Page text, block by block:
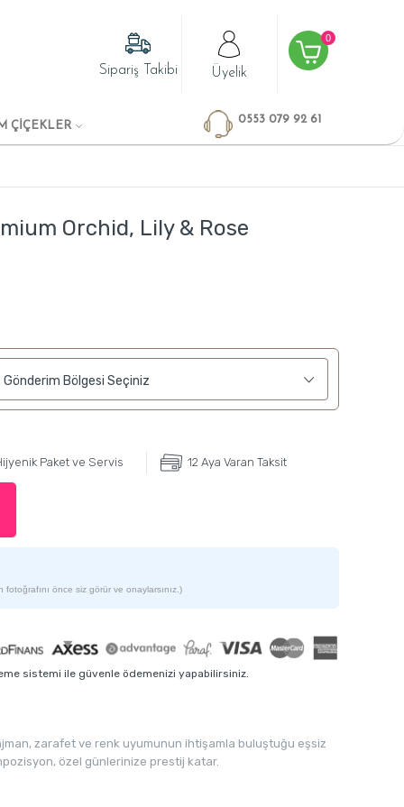
Sipariş Takibi Üyelik
0
ÇİÇEKLER
0553 079 92 61
Orchid, Lily & Rose
Gönderim Bölgesi Seçiniz
Paket ve Servis 12 Aya Varan Taksit
önce siz görür ve onaylarsınız.)
sistemi ile güvenle ödemenizi yapabilirsiniz.
zarafet ve renk uyumunun ihtişamla buluştuğu eşsiz
özel günlerinize prestij katar.